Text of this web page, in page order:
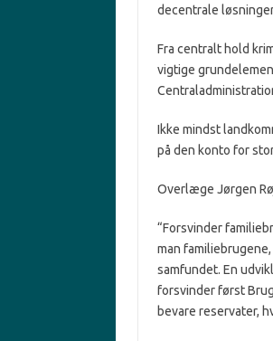
decentrale
Fra centralt hold
vigtige
Ikke mindst
på den konto for
Overlæge Jørgen
“Forsvinder
man
samfundet. En
forsvinder først
bevare reservater,